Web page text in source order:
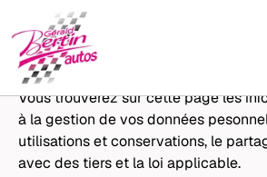
POLITIQUE DE
CONFIDENTIALITÉ
Vous trouverez sur cette page les
à la gestion de vos données
utilisations et conservations, le
avec des tiers et la loi applicable.